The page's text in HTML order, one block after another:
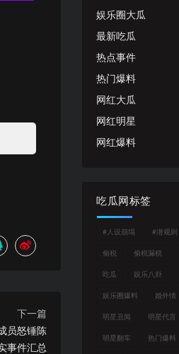
下一篇
员怒锤陈
事件汇总
娱乐圈大瓜
最新吃瓜
热点事件
热门爆料
网红大瓜
网红明星
网红爆料
吃瓜网标签
#人设崩塌 #潜规则
偷税 偷税漏税
吃瓜 娱乐八卦
娱乐圈爆料 婚外情
明星丑闻 明星代言
明星翻车 热门爆料